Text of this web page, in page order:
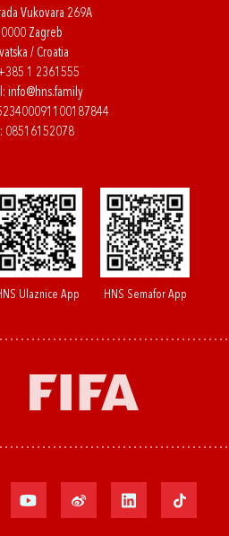
Vukovara 269A
Zagreb
/ Croatia
1 2361555
info@hns.family
08516152078
Ulaznice App HNS Semafor App